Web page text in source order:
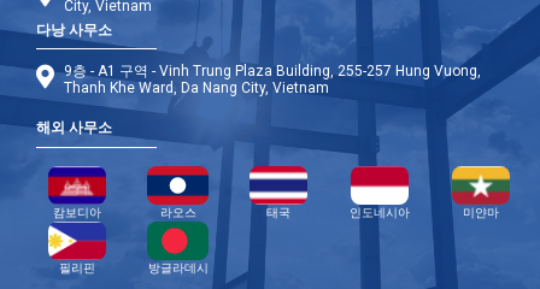
City, Vietnam
다낭 사무소
9층 - A1 구역 - Vinh Trung Plaza Building, 255-257 Hung Vuong,
Thanh Khe Ward, Da Nang City, Vietnam
해외 사무소
캄보디아 라오스 태국 인도네시아 미얀마
필리핀 방글라데시